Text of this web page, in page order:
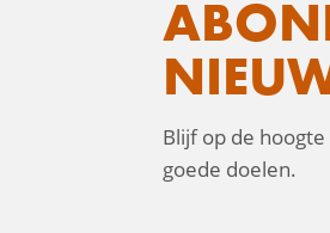
Blijf op de
goede doelen.